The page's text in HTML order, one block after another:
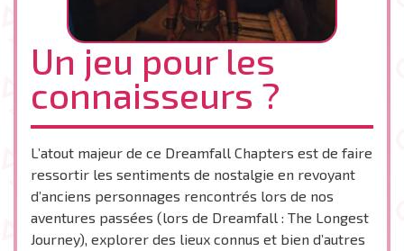
Un jeu pour les
connaisseurs ?
L’atout majeur de ce Dreamfall Chapters est de faire
ressortir les sentiments de nostalgie en revoyant
d’anciens personnages rencontrés lors de nos
aventures passées (lors de Dreamfall : The Longest
Journey), explorer des lieux connus et bien d’autres